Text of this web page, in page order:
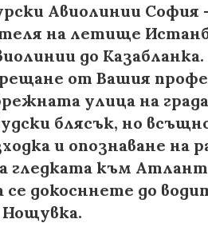
Авиолинии София
на летище
до
от Вашия
улица на
блясък, но
и опознаване на
гледката към
докосннете до
Нощувка.